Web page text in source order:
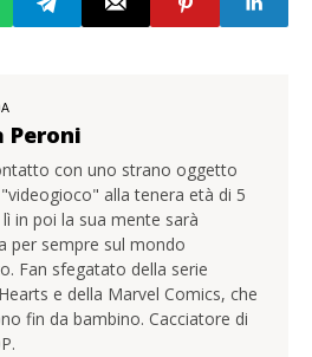
Peroni
con uno strano oggetto
alla tenera età di 5
in poi la sua mente sarà
per sempre sul mondo
Fan sfegatato della serie
e della Marvel Comics, che
fin da bambino. Cacciatore di